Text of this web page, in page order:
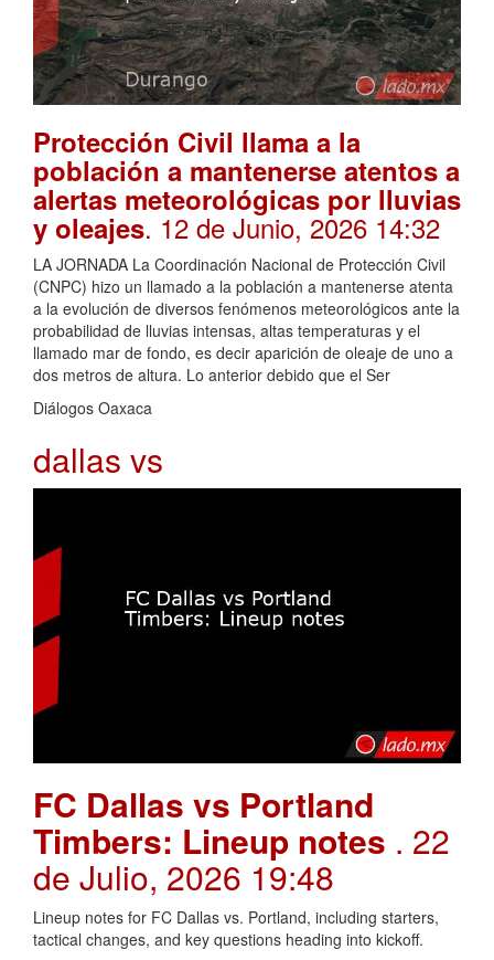
Protección Civil llama a la
población a mantenerse atentos a
alertas meteorológicas por lluvias
y oleajes. 12 de Junio, 2026 14:32
LA JORNADA La Coordinación Nacional de Protección Civil
(CNPC) hizo un llamado a la población a mantenerse atenta
a la evolución de diversos fenómenos meteorológicos ante la
probabilidad de lluvias intensas, altas temperaturas y el
llamado mar de fondo, es decir aparición de oleaje de uno a
dos metros de altura. Lo anterior debido que el Ser
Diálogos Oaxaca
dallas vs
FC Dallas vs Portland
Timbers: Lineup notes . 22
de Julio, 2026 19:48
Lineup notes for FC Dallas vs. Portland, including starters,
tactical changes, and key questions heading into kickoff.